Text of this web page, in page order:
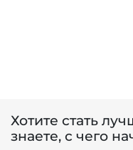
Хотите стать
знаете, с чего